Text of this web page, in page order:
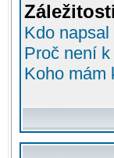
Kdo
Proč není
Koho mám